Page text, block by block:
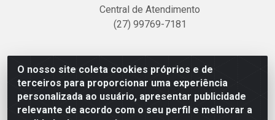
O nosso site coleta cookies próprios e de
terceiros para proporcionar uma experiência
personalizada ao usuário, apresentar publicidade
relevante de acordo com o seu perfil e melhorar a
Central de Atendimento
(27) 99769-7181
Linhavix Distribuidora LTDA - Avenida Alegre, 2521 -
Quadra314 Lote 05 e 07 - Shell, Linhares/ES - CEP 29.901-605
- CNPJ 20.857.514/0001-75